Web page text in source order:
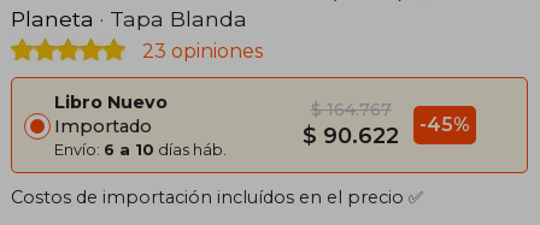
Planeta · Tapa Blanda
23 opiniones
Libro Nuevo
Importado
Envío: 6 a 10 días háb.
$ 164.767
$ 90.622 -45%
Costos de importación incluídos en el precio ✅